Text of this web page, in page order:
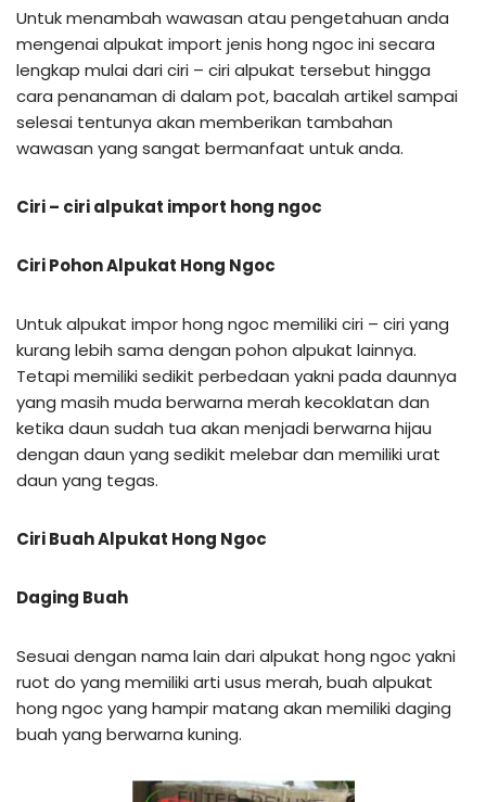
Untuk menambah wawasan atau pengetahuan anda
mengenai alpukat import jenis hong ngoc ini secara
lengkap mulai dari ciri – ciri alpukat tersebut hingga
cara penanaman di dalam pot, bacalah artikel sampai
selesai tentunya akan memberikan tambahan
wawasan yang sangat bermanfaat untuk anda.
Ciri – ciri alpukat import hong ngoc
Ciri Pohon Alpukat Hong Ngoc
Untuk alpukat impor hong ngoc memiliki ciri – ciri yang
kurang lebih sama dengan pohon alpukat lainnya.
Tetapi memiliki sedikit perbedaan yakni pada daunnya
yang masih muda berwarna merah kecoklatan dan
ketika daun sudah tua akan menjadi berwarna hijau
dengan daun yang sedikit melebar dan memiliki urat
daun yang tegas.
Ciri Buah Alpukat Hong Ngoc
Daging Buah
Sesuai dengan nama lain dari alpukat hong ngoc yakni
ruot do yang memiliki arti usus merah, buah alpukat
hong ngoc yang hampir matang akan memiliki daging
buah yang berwarna kuning.